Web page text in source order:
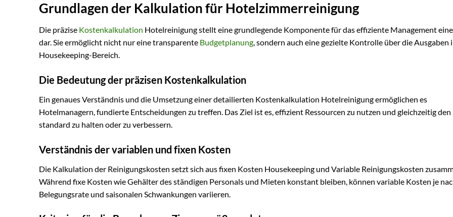
Grundlagen der Kalkulation für Hotelzimmerreinigung
Die präzise Kostenkalkulation Hotelreinigung stellt eine grundlegende Komponente für das effiziente Management
dar. Sie ermöglicht nicht nur eine transparente Budgetplanung, sondern auch eine gezielte Kontrolle über die Ausgaben
Housekeeping-Bereich.
Die Bedeutung der präzisen Kostenkalkulation
Ein genaues Verständnis und die Umsetzung einer detailierten Kostenkalkulation Hotelreinigung ermöglichen es
Hotelmanagern, fundierte Entscheidungen zu treffen. Das Ziel ist es, effizient Ressourcen zu nutzen und gleichzeitig den
standard zu halten oder zu verbessern.
Verständnis der variablen und fixen Kosten
Die Kalkulation der Reinigungskosten setzt sich aus fixen Kosten Housekeeping und Variable Reinigungskosten
Während fixe Kosten wie Gehälter des ständigen Personals und Mieten konstant bleiben, können variable Kosten je
Belegungsrate und saisonalen Schwankungen variieren.